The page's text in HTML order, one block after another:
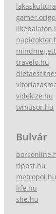
travelo.hu
videkize.hu
tvmusor.hu
Bulvár
ripost.hu
metropol.hu
life.hu
she.hu